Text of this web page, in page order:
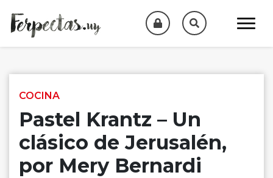
COCINA
Pastel Krantz – Un
clásico de Jerusalén,
por Mery Bernardi